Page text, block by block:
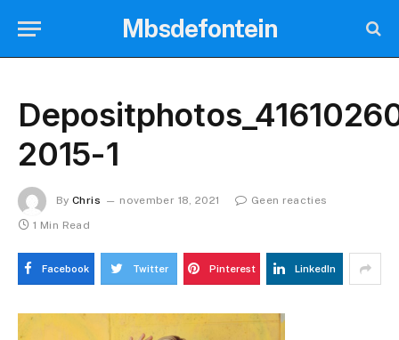
Mbsdefontein
2015-1
By Chris november 18, 2021
Geen reacties
1 Min Read
Facebook Twitter Pinterest LinkedIn